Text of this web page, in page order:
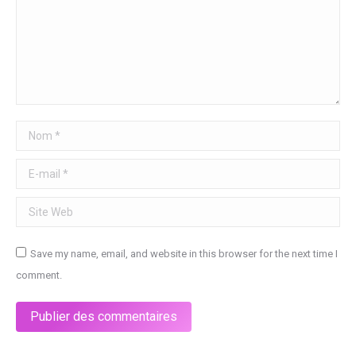
Nom *
E-mail *
Site Web
Save my name, email, and website in this browser for the next time I
comment.
Publier des commentaires